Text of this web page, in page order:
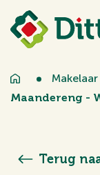
Maandereng
Terug